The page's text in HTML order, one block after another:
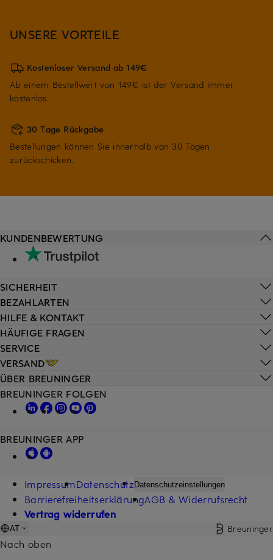
UNSERE VORTEILE
Kostenloser Versand ab 149€
Ab einem Bestellwert von 149€ ist der Versand immer
kostenlos.
30 Tage Rückgabe
Bestellungen können Sie innerhalb von 30 Tagen
zurückschicken.
HILFE & KONTAKT
HÄUFIGE FRAGEN
SERVICE
VERSAND
KUNDENBEWERTUNG
SICHERHEIT
BEZAHLARTEN
ÜBER BREUNINGER
BREUNINGER FOLGEN
BREUNINGER APP
ImpressumDatenschutzDatenschutzeinstellungen
BarrierefreiheitserklärungAGB & Widerrufsrecht
Vertrag widerrufen
AT Breuninger
Nach oben